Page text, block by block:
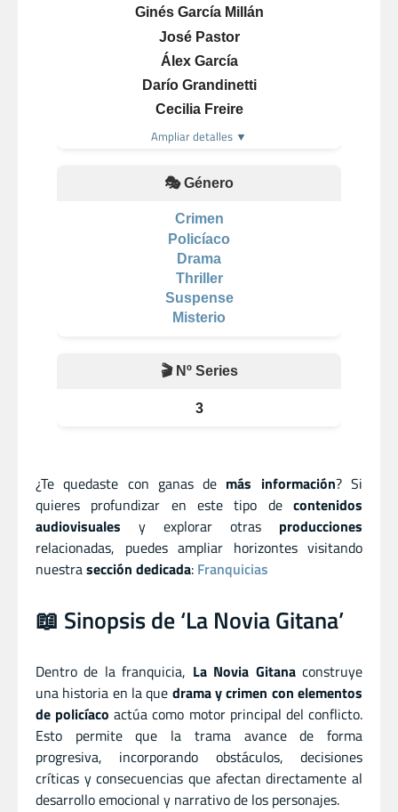
Ginés García Millán
José Pastor
Álex García
Darío Grandinetti
Cecilia Freire
Ampliar detalles ▼
🎭 Género
Crimen
Policíaco
Drama
Thriller
Suspense
Misterio
🎬 Nº Series
3
¿Te quedaste con ganas de más información? Si
quieres profundizar en este tipo de contenidos
audiovisuales y explorar otras producciones
relacionadas, puedes ampliar horizontes visitando
nuestrasección dedicada: Franquicias
📖 Sinopsis de ‘La Novia Gitana’
Dentro de la franquicia, La Novia Gitanaconstruye
una historia en la que drama y crimen con elementos
de policíaco actúa como motor principal del conflicto.
Esto permite que la trama avance de forma
progresiva, incorporando obstáculos, decisiones
críticas y consecuencias que afectan directamente al
desarrollo emocional y narrativo de los personajes.